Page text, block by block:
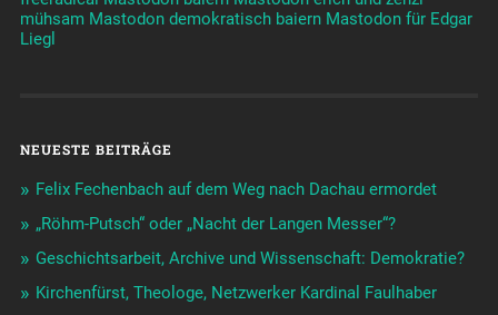
mühsam Mastodon demokratisch baiern Mastodon für Edgar
Liegl
NEUESTE BEITRÄGE
Felix Fechenbach auf dem Weg nach Dachau ermordet
„Röhm-Putsch“ oder „Nacht der Langen Messer“?
Geschichtsarbeit, Archive und Wissenschaft: Demokratie?
Kirchenfürst, Theologe, Netzwerker Kardinal Faulhaber